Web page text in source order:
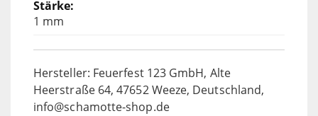
1 mm
Hersteller: Feuerfest 123 GmbH, Alte
Heerstraße 64, 47652 Weeze, Deutschland,
info@schamotte-shop.de